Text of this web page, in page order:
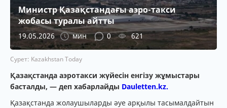
Министр Қазақстандағы аэро-такси
жобасы туралы айтты
19.05.2026 мин 0 621
Сурет: Kazakhstan Today
Қазақстанда аэротакси жүйесін енгізу жұмыстары
басталды, — деп хабарлайды Dauletten.kz.
Қазақстанда жолаушыларды әуе арқылы тасымалдайтын